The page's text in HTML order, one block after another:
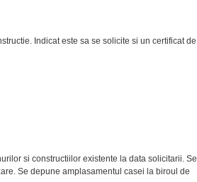
Indicat este sa se solicite si un certificat de
si constructiilor existente la data solicitarii. Se
Se depune amplasamentul casei la biroul de